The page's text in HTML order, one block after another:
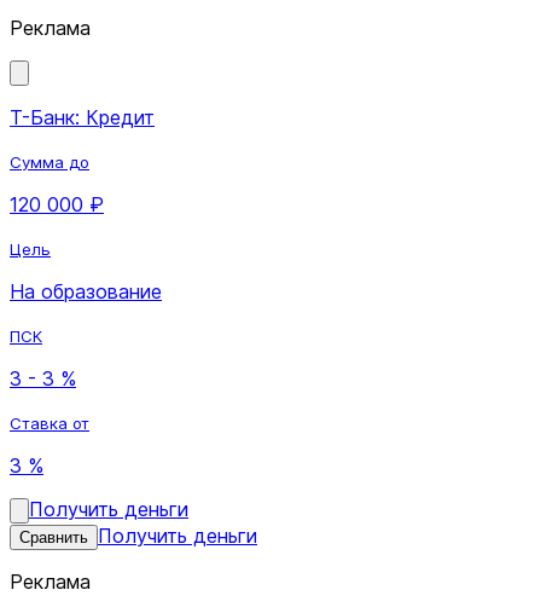
Реклама
Т-Банк: Кредит
Сумма до
120 000 ₽
Цель
На образование
ПСК
3 - 3 %
Ставка от
3 %
Получить деньги
Сравнить Получить деньги
Реклама